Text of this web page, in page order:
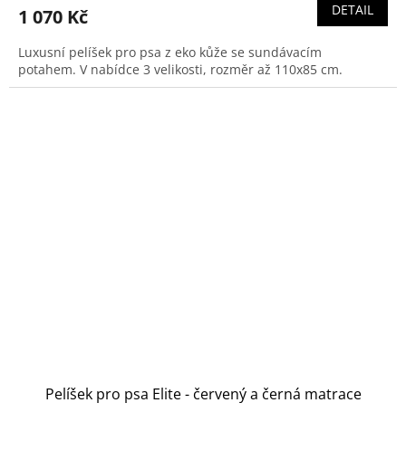
je
z
5
hvězdiček.
1 070 Kč DETAIL
Luxusní pelíšek pro psa z eko kůže se sundávacím
potahem. V nabídce 3 velikosti, rozměr až 110x85 cm.
Pelíšek pro psa Elite - červený a černá matrace